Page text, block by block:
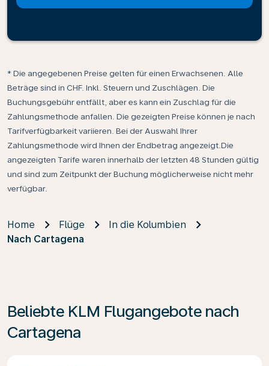
* Die angegebenen Preise gelten für einen Erwachsenen. Alle
Beträge sind in CHF. Inkl. Steuern und Zuschlägen. Die
Buchungsgebühr entfällt, aber es kann ein Zuschlag für die
Zahlungsmethode anfallen. Die gezeigten Preise können je nach
Tarifverfügbarkeit variieren. Bei der Auswahl Ihrer
Zahlungsmethode wird Ihnen der Endbetrag angezeigt.Die
angezeigten Tarife waren innerhalb der letzten 48 Stunden gültig
und sind zum Zeitpunkt der Buchung möglicherweise nicht mehr
verfügbar.
Home Flüge
In die Kolumbien
Nach Cartagena
Beliebte KLM Flugangebote nach
Cartagena